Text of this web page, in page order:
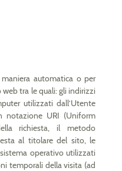
automatica o per
tra le quali: gli indirizzi
utilizzati dall’Utente
URI (Uniform
richiesta, il metodo
al titolare del sito, le
operativo utilizzati
temporali della visita (ad